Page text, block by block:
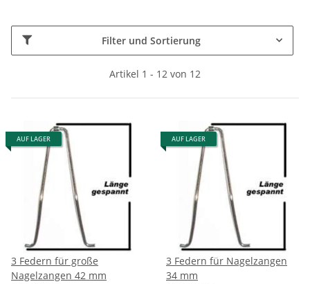
Filter und Sortierung
Artikel 1 - 12 von 12
AUF LAGER
3 Federn für große
Nagelzangen 42 mm
AUF LAGER
3 Federn für Nagelzangen
34 mm